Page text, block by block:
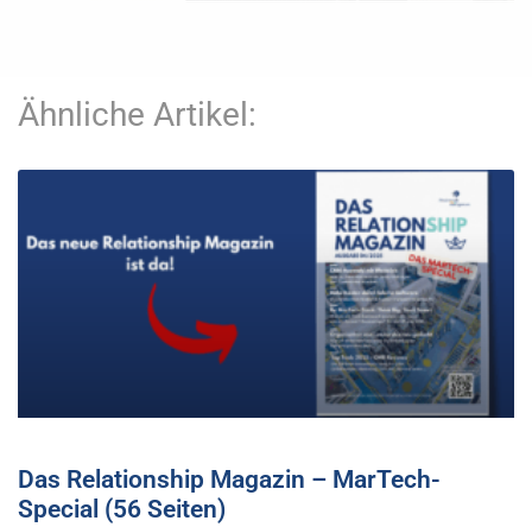
Ähnliche Artikel:
Das Relationship Magazin – MarTech-
Special (56 Seiten)